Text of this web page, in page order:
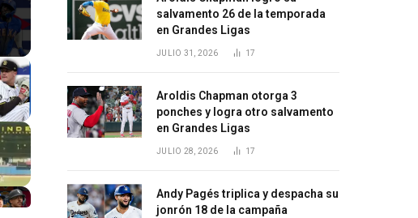
salvamento 26 de la temporada
en Grandes Ligas
JULIO 31, 2026 17
Aroldis Chapman otorga 3
ponches y logra otro salvamento
en Grandes Ligas
JULIO 28, 2026 17
Andy Pagés triplica y despacha su
jonrón 18 de la campaña